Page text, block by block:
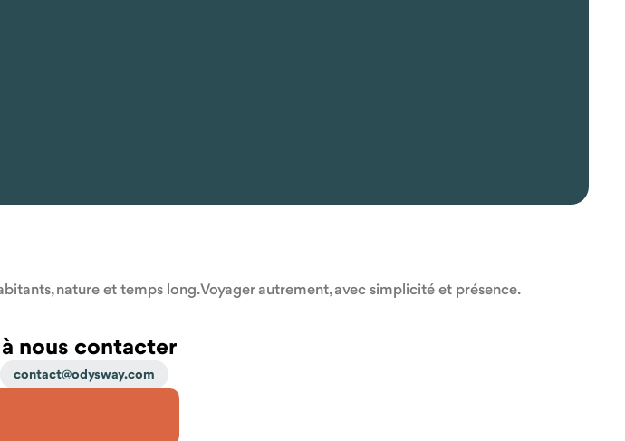
nature et temps long. Voyager autrement, avec simplicité et présence.
nous contacter
contact@odysway.com